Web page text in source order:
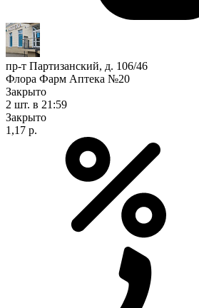
пр-т Партизанский, д. 106/46
Флора Фарм Аптека №20
Закрыто
2 шт. в 21:59
Закрыто
1,17 р.